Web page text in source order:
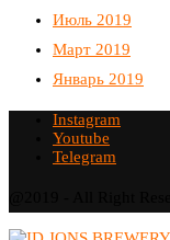
Июль 2019
Март 2019
Январь 2019
Instagram
Youtube
Telegram